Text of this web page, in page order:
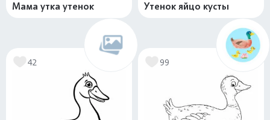
Мама утка утенок Утенок яйцо кусты
42 99